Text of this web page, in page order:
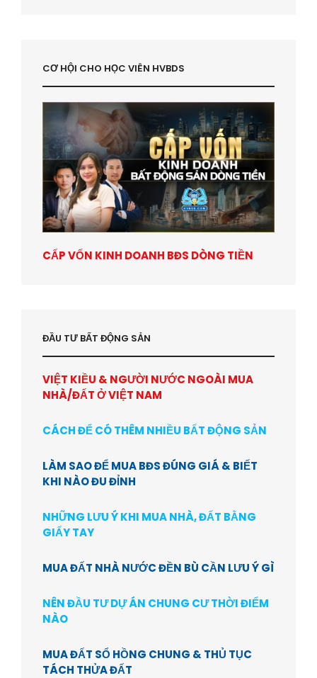
CƠ HỘI CHO HỌC VIÊN HVBDS
CẤP VỐN KINH DOANH BĐS DÒNG TIỀN
ĐẦU TƯ BẤT ĐỘNG SẢN
VIỆT KIỀU & NGƯỜI NƯỚC NGOÀI MUA
NHÀ/ĐẤT Ở VIỆT NAM
CÁCH ĐỂ CÓ THÊM NHIỀU BẤT ĐỘNG SẢN
LÀM SAO ĐỂ MUA BĐS ĐÚNG GIÁ & BIẾT
KHI NÀO ĐU ĐỈNH
NHỮNG LƯU Ý KHI MUA NHÀ, ĐẤT BẰNG
GIẤY TAY
MUA ĐẤT NHÀ NƯỚC ĐỀN BÙ CẦN LƯU Ý GÌ
NÊN ĐẦU TƯ DỰ ÁN CHUNG CƯ THỜI ĐIỂM
NÀO
MUA ĐẤT SỔ HỒNG CHUNG & THỦ TỤC
TÁCH THỬA ĐẤT